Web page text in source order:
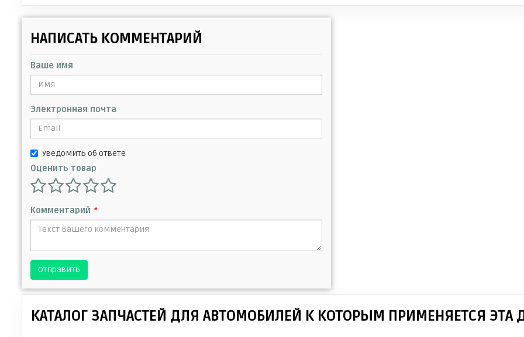
НАПИСАТЬ КОММЕНТАРИЙ
Ваше имя
Электронная почта
Уведомить об ответе
Оценить товар
Комментарий *
Отправить
КАТАЛОГ ЗАПЧАСТЕЙ ДЛЯ АВТОМОБИЛЕЙ К КОТОРЫМ ПРИМЕНЯЕТСЯ ЭТА